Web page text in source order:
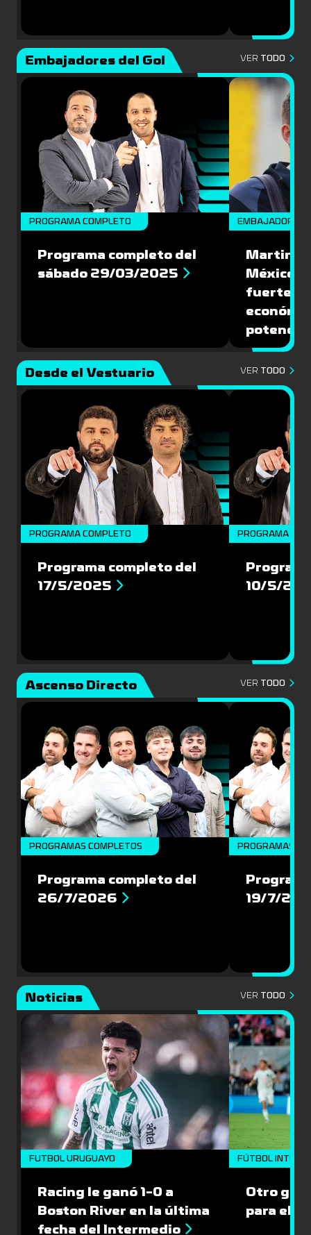
Embajadores del Gol VER TODO
PROGRAMA COMPLETO
Programa completo del
sábado 29/03/2025
EMBAJADORES
Martin
México:
fuerte
Desde el Vestuario VER TODO
PROGRAMA COMPLETO
Programa completo del
17/5/2025
PROGRAMA
10/5/
Ascenso Directo VER TODO
PROGRAMAS COMPLETOS
Programa completo del
26/7/2026
PROGRAMAS
19/7/
Noticias VER TODO
FUTBOL URUGUAYO
Racing le ganó 1-0 a
Boston River en la última
fecha del Intermedio
FÚTBOL
Otro gol
para el